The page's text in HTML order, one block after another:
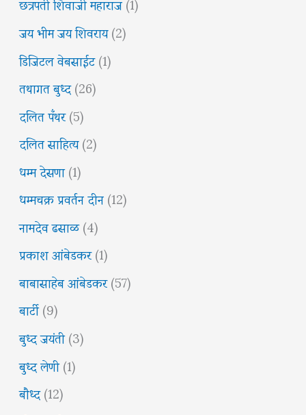
जय भीम जय शिवराय(2)
डिजिटल वेबसाईट(1)
तथागत बुध्द(26)
दलित पँथर(5)
दलित साहित्य(2)
धम्म देसणा(1)
धम्मचक्र प्रवर्तन दीन(12)
नामदेव ढसाळ(4)
प्रकाश आंबेडकर(1)
बाबासाहेब आंबेडकर(57)
बार्टी(9)
बुध्द जयंती(3)
बुध्द लेणी(1)
बौध्द(12)